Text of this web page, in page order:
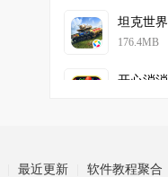
176.4MB
最近更新 软件教程聚合